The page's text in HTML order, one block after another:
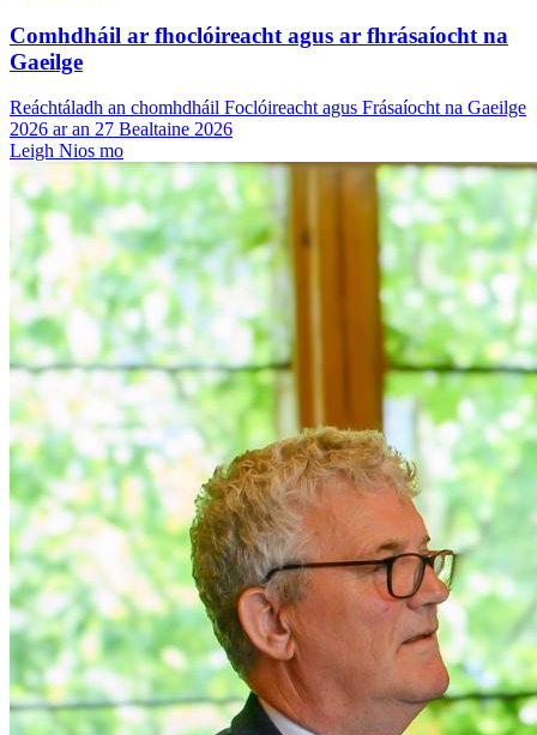
Comhdháil ar fhoclóireacht agus ar fhrásaíocht na
Gaeilge
Reáchtáladh an chomhdháil Foclóireacht agus Frásaíocht na Gaeilge
2026 ar an 27 Bealtaine 2026
Leigh Nios mo